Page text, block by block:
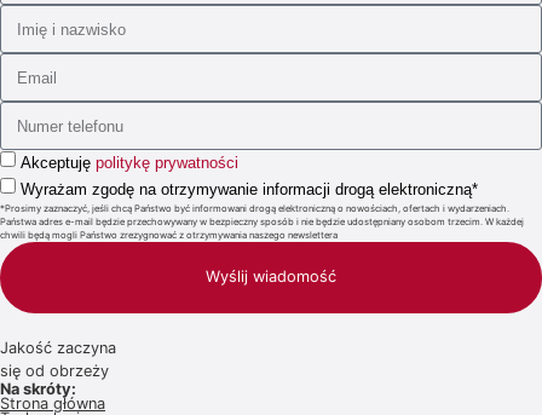
Akceptuję politykę prywatności
Wyrażam zgodę na otrzymywanie informacji drogą elektroniczną*
*Prosimy zaznaczyć, jeśli chcą Państwo być informowani drogą elektroniczną o nowościach, ofertach i wydarzeniach.
Państwa adres e-mail będzie przechowywany w bezpieczny sposób i nie będzie udostępniany osobom trzecim. W każdej
chwili będą mogli Państwo zrezygnować z otrzymywania naszego newslettera
Wyślij wiadomość
Jakość zaczyna
się od obrzeży
Na skróty:
Strona główna